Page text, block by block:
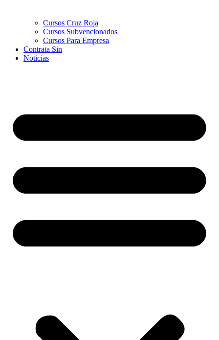
Cursos Cruz Roja
Cursos Subvencionados
Cursos Para Empresa
Contrata Sin
Noticias